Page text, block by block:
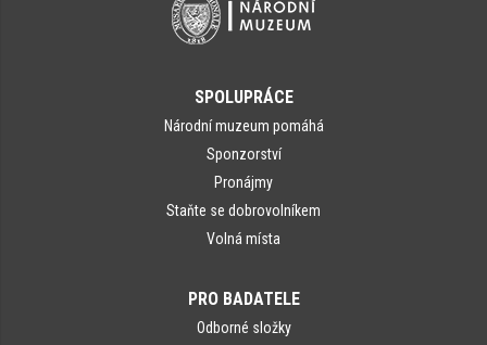
SPOLUPRÁCE
Národní muzeum pomáhá
Sponzorství
Pronájmy
Staňte se dobrovolníkem
Volná místa
PRO BADATELE
Odborné složky